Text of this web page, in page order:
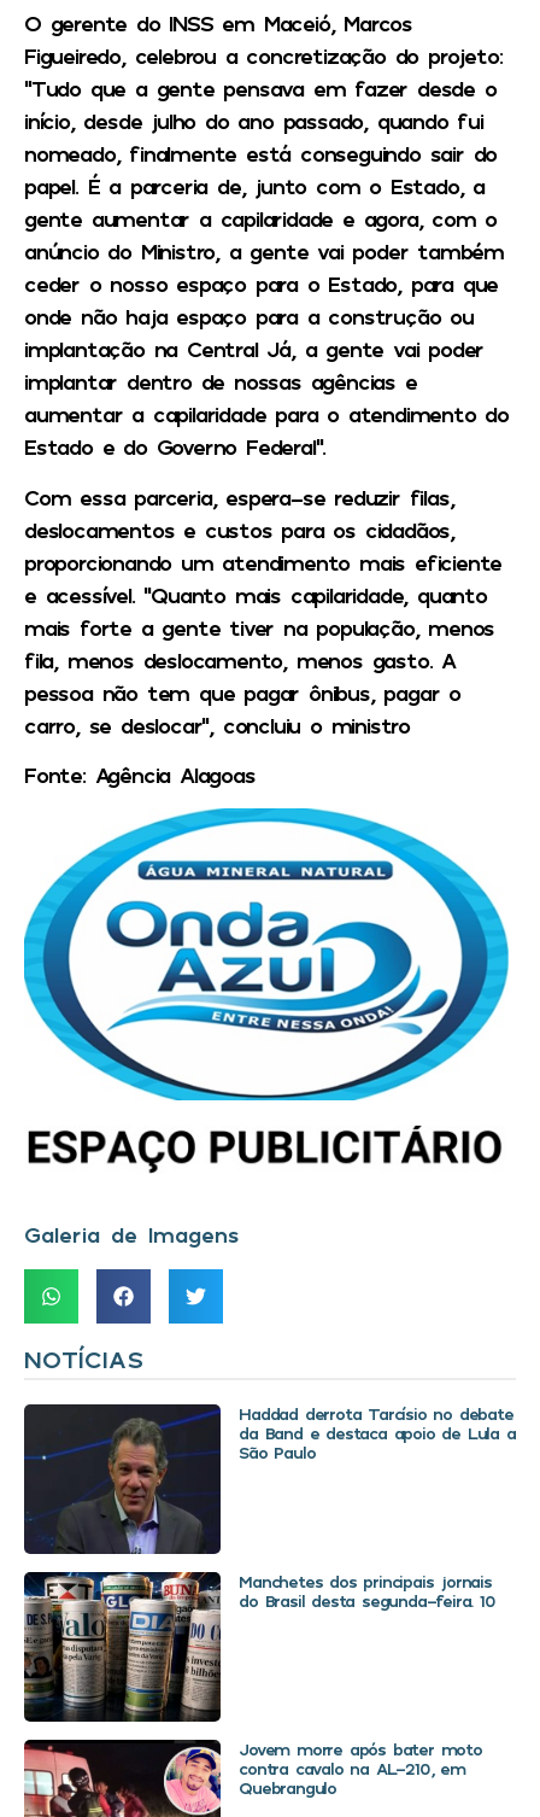
O gerente do INSS em Maceió, Marcos
Figueiredo, celebrou a concretização do projeto:
“Tudo que a gente pensava em fazer desde o
início, desde julho do ano passado, quando fui
nomeado, finalmente está conseguindo sair do
papel. É a parceria de, junto com o Estado, a
gente aumentar a capilaridade e agora, com o
anúncio do Ministro, a gente vai poder também
ceder o nosso espaço para o Estado, para que
onde não haja espaço para a construção ou
implantação na Central Já, a gente vai poder
implantar dentro de nossas agências e
aumentar a capilaridade para o atendimento do
Estado e do Governo Federal”.
Com essa parceria, espera-se reduzir filas,
deslocamentos e custos para os cidadãos,
proporcionando um atendimento mais eficiente
e acessível. “Quanto mais capilaridade, quanto
mais forte a gente tiver na população, menos
fila, menos deslocamento, menos gasto. A
pessoa não tem que pagar ônibus, pagar o
carro, se deslocar”, concluiu o ministro
Fonte: Agência Alagoas
Galeria de Imagens
NOTÍCIAS
Haddad derrota Tarcísio no debate
da Band e destaca apoio de Lula a
São Paulo
Manchetes dos principais jornais
do Brasil desta segunda-feira. 10
Jovem morre após bater moto
contra cavalo na AL-210, em
Quebrangulo